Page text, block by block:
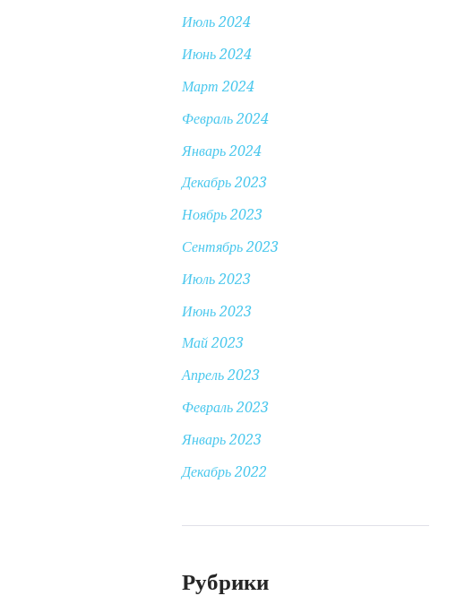
Июль 2024
Июнь 2024
Март 2024
Февраль 2024
Январь 2024
Декабрь 2023
Ноябрь 2023
Сентябрь 2023
Июль 2023
Июнь 2023
Май 2023
Апрель 2023
Февраль 2023
Январь 2023
Декабрь 2022
Рубрики